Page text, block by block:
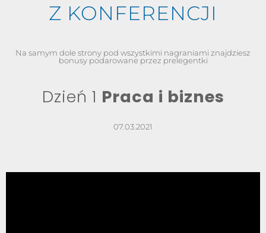
Z KONFERENCJI
Na samym dole strony pod wszystkimi nagraniami znajdziesz
bonusy podarowane przez prelegentki
Dzień 1 Praca i biznes
07.03.2021